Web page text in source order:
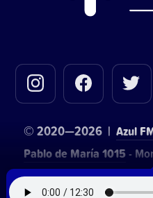
© 2020—2026 | Azul
Pablo de María 1015 -
Contacto comercial: